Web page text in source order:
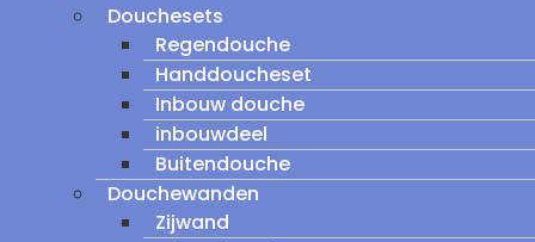
Douchesets
Regendouche
Handdoucheset
Inbouw douche
inbouwdeel
Buitendouche
Douchewanden
Zijwand